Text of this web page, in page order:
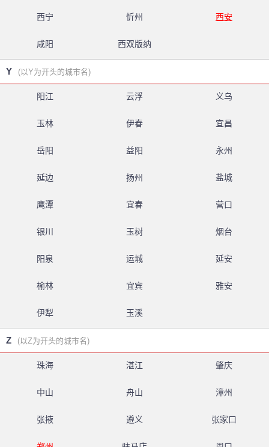
西宁 忻州 西安
咸阳 西双版纳
Y (以Y为开头的城市名)
阳江 云浮 义乌
玉林 伊春 宜昌
岳阳 益阳 永州
延边 扬州 盐城
鹰潭 宜春 营口
银川 玉树 烟台
阳泉 运城 延安
榆林 宜宾 雅安
伊犁 玉溪
Z (以Z为开头的城市名)
珠海 湛江 肇庆
中山 舟山 漳州
张掖 遵义 张家口